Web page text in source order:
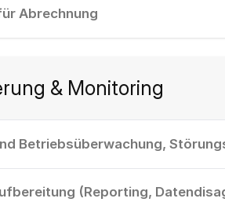
Abrechnung
& Monitoring
Betriebsüberwachung,
(Reporting,